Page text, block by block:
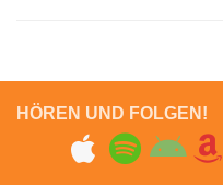
HÖREN UND FOLGEN!